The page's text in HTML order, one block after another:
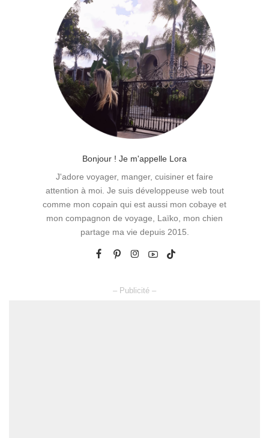
Bonjour ! Je m'appelle Lora
J'adore voyager, manger, cuisiner et faire
attention à moi. Je suis développeuse web tout
comme mon copain qui est aussi mon cobaye et
mon compagnon de voyage, Laïko, mon chien
partage ma vie depuis 2015.
– Publicité –